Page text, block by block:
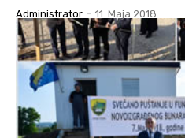
Administrator - 11. Maja 2018.